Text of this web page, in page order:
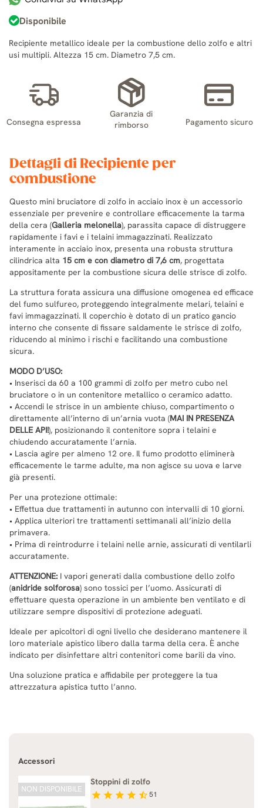
Disponibile
Recipiente metallico ideale per la combustione dello zolfo e altri
usi multipli. Altezza 15 cm. Diametro 7,5 cm.
Consegna espressa
Garanzia di
rimborso
Pagamento sicuro
Dettagli di Recipiente per
combustione
Questo mini bruciatore di zolfo in acciaio inox è un accessorio
essenziale per prevenire e controllare efficacemente la tarma
della cera (Galleria melonella), parassita capace di distruggere
rapidamente i favi e i telaini immagazzinati. Realizzato
interamente in acciaio inox, presenta una robusta struttura
cilindrica alta 15 cm e con diametro di 7,6 cm, progettata
appositamente per la combustione sicura delle strisce di zolfo.
La struttura forata assicura una diffusione omogenea ed efficace
del fumo sulfureo, proteggendo integralmente melari, telaini e
favi immagazzinati. Il coperchio è dotato di un pratico gancio
interno che consente di fissare saldamente le strisce di zolfo,
riducendo al minimo i rischi e facilitando una combustione
sicura.
MODO D’USO:
• Inserisci da 60 a 100 grammi di zolfo per metro cubo nel
bruciatore o in un contenitore metallico o ceramico adatto.
• Accendi le strisce in un ambiente chiuso, compartimento o
direttamente all’interno di un’arnia vuota (MAI IN PRESENZA
DELLE API!), posizionando il contenitore sopra i telaini e
chiudendo accuratamente l’arnia.
• Lascia agire per almeno 12 ore. Il fumo prodotto eliminerà
efficacemente le tarme adulte, ma non agisce su uova e larve
già presenti.
Per una protezione ottimale:
• Effettua due trattamenti in autunno con intervalli di 10 giorni.
• Applica ulteriori tre trattamenti settimanali all’inizio della
primavera.
• Prima di reintrodurre i telaini nelle arnie, assicurati di ventilarli
accuratamente.
ATTENZIONE: I vapori generati dalla combustione dello zolfo
(anidride solforosa) sono tossici per l’uomo. Assicurati di
effettuare questa operazione in un ambiente ben ventilato e di
utilizzare sempre dispositivi di protezione adeguati.
Ideale per apicoltori di ogni livello che desiderano mantenere il
loro materiale apistico libero dalla tarma della cera. È anche
indicato per disinfettare altri contenitori come barili da vino.
Una soluzione pratica e affidabile per proteggere la tua
attrezzatura apistica tutto l’anno.
Accessori
Stoppini di zolfo
star star star star star_half51
NON DISPONIBILE